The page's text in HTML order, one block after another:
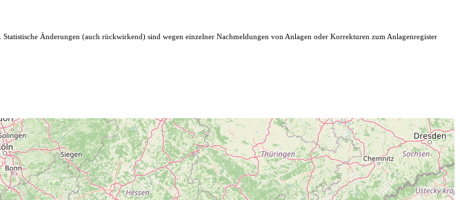
. Statistische Änderungen (auch rückwirkend) sind wegen einzelner Nachmeldungen von Anlagen oder Korrekturen zum Anlagenregister